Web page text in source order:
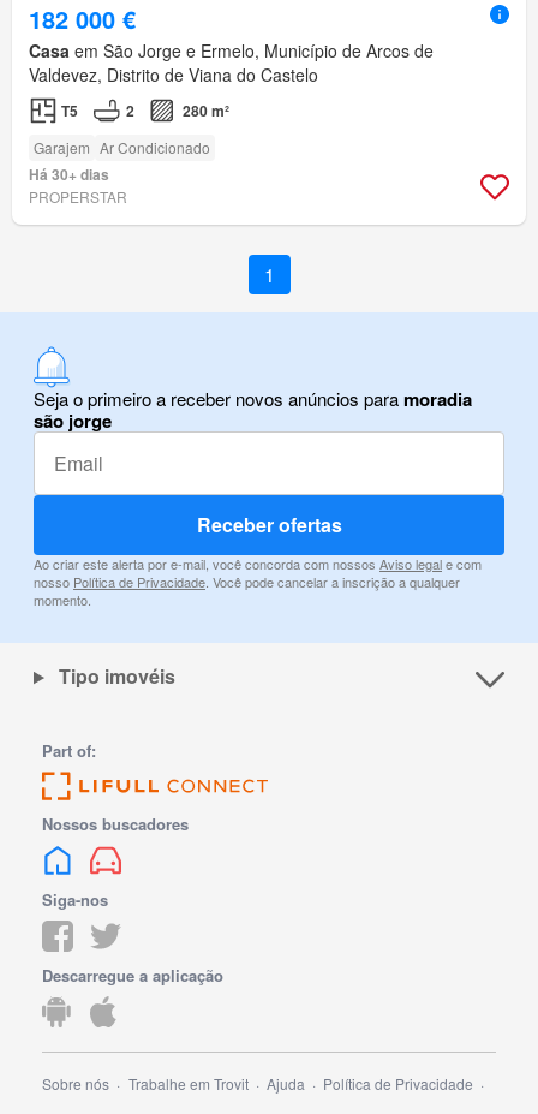
182 000 €
Casa em São Jorge e Ermelo, Município de Arcos de
Valdevez, Distrito de Viana do Castelo
T5 2 280 m²
Garajem Ar Condicionado
Há 30+ dias
PROPERSTAR
1
Seja o primeiro a receber novos anúncios paramoradia
são jorge
Receber ofertas
Ao criar este alerta por e-mail, você concorda com nossos Aviso legale com
nosso Política de Privacidade. Você pode cancelar a inscrição a qualquer
momento.
Tipo imovéis
Part of:
Nossos buscadores
Siga-nos
Descarregue a aplicação
Sobre nós Trabalhe em Trovit Ajuda
Política de Privacidade